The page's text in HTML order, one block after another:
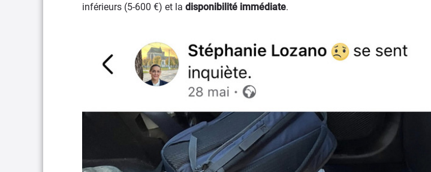
inférieurs (5-600 €) et la disponibilité immédiate.